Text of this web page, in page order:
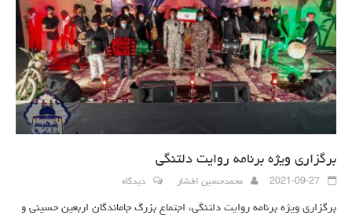
برگزاری ویژه برنامه روایت دلتنگی
2021-09-27 محمدحسین افشار دیدگاه
برگزاری ویژه برنامه روایت دلتنگی، اجتماع بزرگ جاماندگان اربعین حسینی و